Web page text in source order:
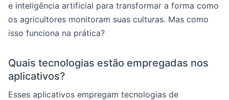
e inteligência artificial para transformar a forma como
os agricultores monitoram suas culturas. Mas como
isso funciona na prática?
Quais tecnologias estão empregadas nos
aplicativos?
Esses aplicativos empregam tecnologias de